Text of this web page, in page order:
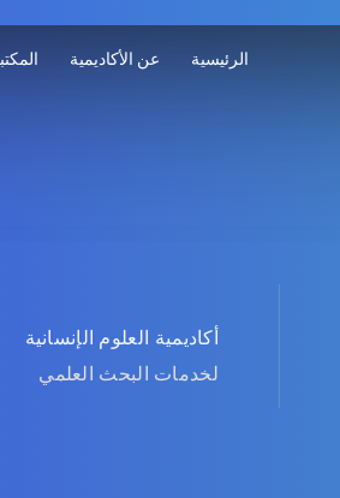
الرئيسية عن الأكاديمية
أكاديمية العلوم الإنسانية
لخدمات البحث العلمي